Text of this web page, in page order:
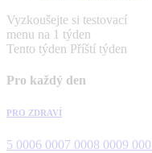
Vyzkoušejte si testovací
menu na 1 týden
Tento týden Příští týden
Pro každý den
PRO ZDRAVÍ
5 0006 0007 0008 0009 000